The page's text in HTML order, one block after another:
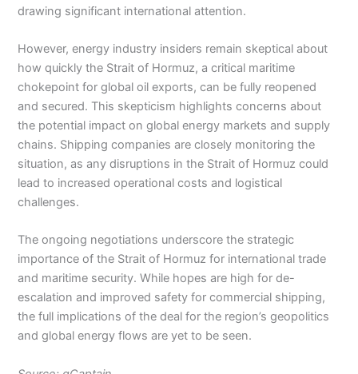
drawing significant international attention.
However, energy industry insiders remain skeptical about
how quickly the Strait of Hormuz, a critical maritime
chokepoint for global oil exports, can be fully reopened
and secured. This skepticism highlights concerns about
the potential impact on global energy markets and supply
chains. Shipping companies are closely monitoring the
situation, as any disruptions in the Strait of Hormuz could
lead to increased operational costs and logistical
challenges.
The ongoing negotiations underscore the strategic
importance of the Strait of Hormuz for international trade
and maritime security. While hopes are high for de-
escalation and improved safety for commercial shipping,
the full implications of the deal for the region’s geopolitics
and global energy flows are yet to be seen.